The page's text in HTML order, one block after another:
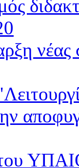
νέας